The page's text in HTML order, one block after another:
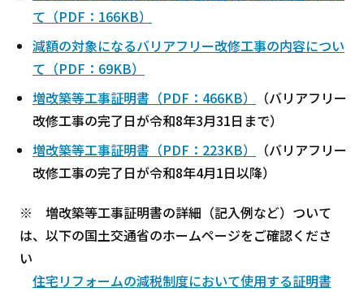
て（PDF：166KB）
減額の対象になるバリアフリー改修工事の内容につい
て（PDF：69KB）
増改築等工事証明書（PDF：466KB）
（バリアフリー
改修工事の完了日が令和8年3月31日まで）
増改築等工事証明書（PDF：223KB）
（バリアフリー
改修工事の完了日が令和8年4月1日以降）
※ 増改築等工事証明書の詳細（記入例など）ついて
は、以下の国土交通省のホームページをご確認くださ
い
住宅リフォームの減税制度において使用する証明書